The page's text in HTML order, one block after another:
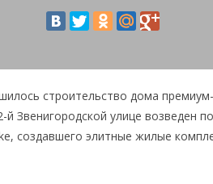
строительство дома
Звенигородской улице возведен
создавшего элитные жилые